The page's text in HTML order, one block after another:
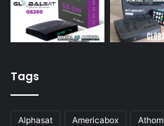
Tags
Alphasat Americabox